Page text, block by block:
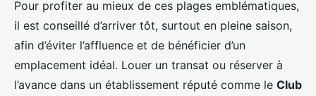
Pour profiter au mieux de ces plages emblématiques,
il est conseillé d’arriver tôt, surtout en pleine saison,
afin d’éviter l’affluence et de bénéficier d’un
emplacement idéal. Louer un transat ou réserver à
l’avance dans un établissement réputé comme le Club